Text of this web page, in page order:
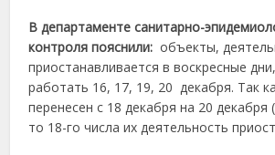
В департаменте санитарно-
контроля пояснили: объекты,
приостанавливается в воскресные
работать 16, 17, 19, 20 декабря. Так
перенесен с 18 декабря на 20 декабря
то 18-го числа их деятельность